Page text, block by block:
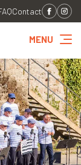
Contact
MENU